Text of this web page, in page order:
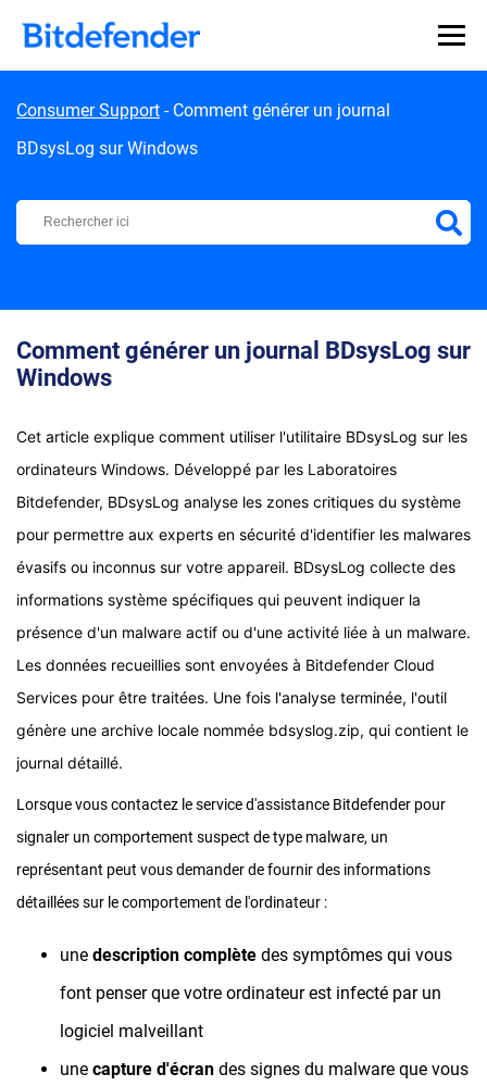
Consumer Support - Comment générer un journal
BDsysLog sur Windows
Centre d'Assistance Bitdefender
Comment générer un journal BDsysLog sur
Windows
Cet article explique comment utiliser l'utilitaire BDsysLog sur les
ordinateurs Windows. Développé par les Laboratoires
Bitdefender, BDsysLog analyse les zones critiques du système
pour permettre aux experts en sécurité d'identifier les malwares
évasifs ou inconnus sur votre appareil. BDsysLog collecte des
informations système spécifiques qui peuvent indiquer la
présence d'un malware actif ou d'une activité liée à un malware.
Les données recueillies sont envoyées à Bitdefender Cloud
Services pour être traitées. Une fois l'analyse terminée, l'outil
génère une archive locale nommée bdsyslog.zip, qui contient le
journal détaillé.
Lorsque vous contactez le service d'assistance Bitdefender pour
signaler un comportement suspect de type malware, un
représentant peut vous demander de fournir des informations
détaillées sur le comportement de l'ordinateur :
une description complète des symptômes qui vous
font penser que votre ordinateur est infecté par un
logiciel malveillant
une capture d'écran des signes du malware que vous